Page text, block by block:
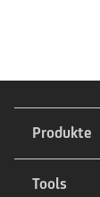
Produkte
Tools